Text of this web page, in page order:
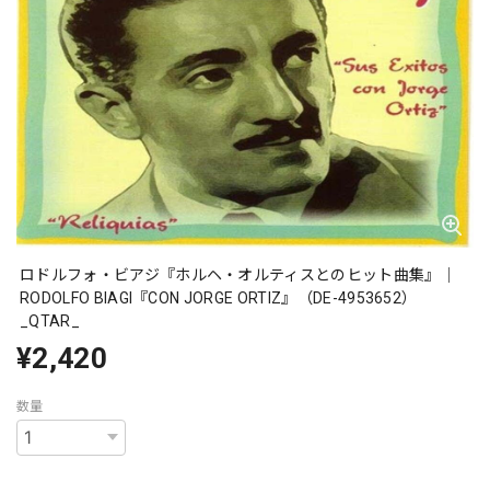
ロドルフォ・ビアジ『ホルヘ・オルティスとのヒット曲集』｜
RODOLFO BIAGI『CON JORGE ORTIZ』（DE-4953652）
_QTAR_
¥2,420
数量